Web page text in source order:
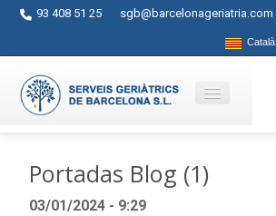
93 408 51 25 sgb@barcelonageriatria.com
Català
Serveis
Portadas Blog (1)
03/01/2024 - 9:29